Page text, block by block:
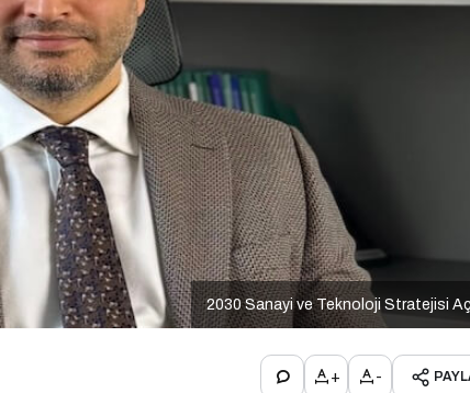
2030 Sanayi ve Teknoloji Stratejisi
+ -